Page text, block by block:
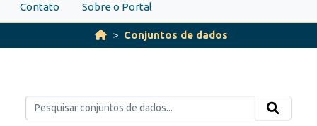
Contato Sobre o Portal
Conjuntos de dados